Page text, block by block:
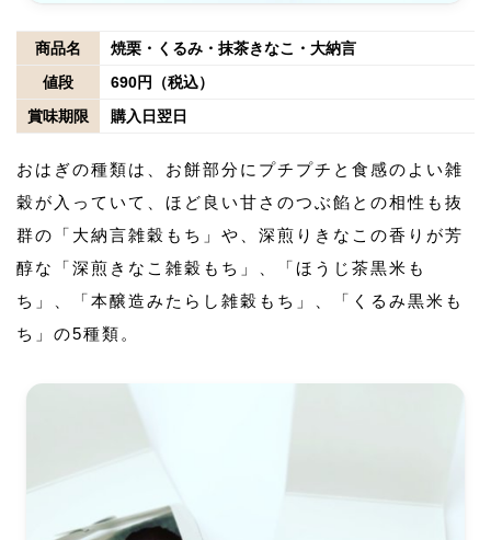
商品名
焼栗・くるみ・抹茶きなこ・大納言
値段
690円（税込）
賞味期限
購入日翌日
おはぎの種類は、お餅部分にプチプチと食感のよい雑
穀が入っていて、ほど良い甘さのつぶ餡との相性も抜
群の「大納言雑穀もち」や、深煎りきなこの香りが芳
醇な「深煎きなこ雑穀もち」、「ほうじ茶黒米も
ち」、「本醸造みたらし雑穀もち」、「くるみ黒米も
ち」の5種類。